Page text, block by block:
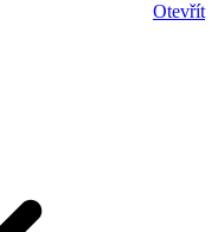
Otevřít